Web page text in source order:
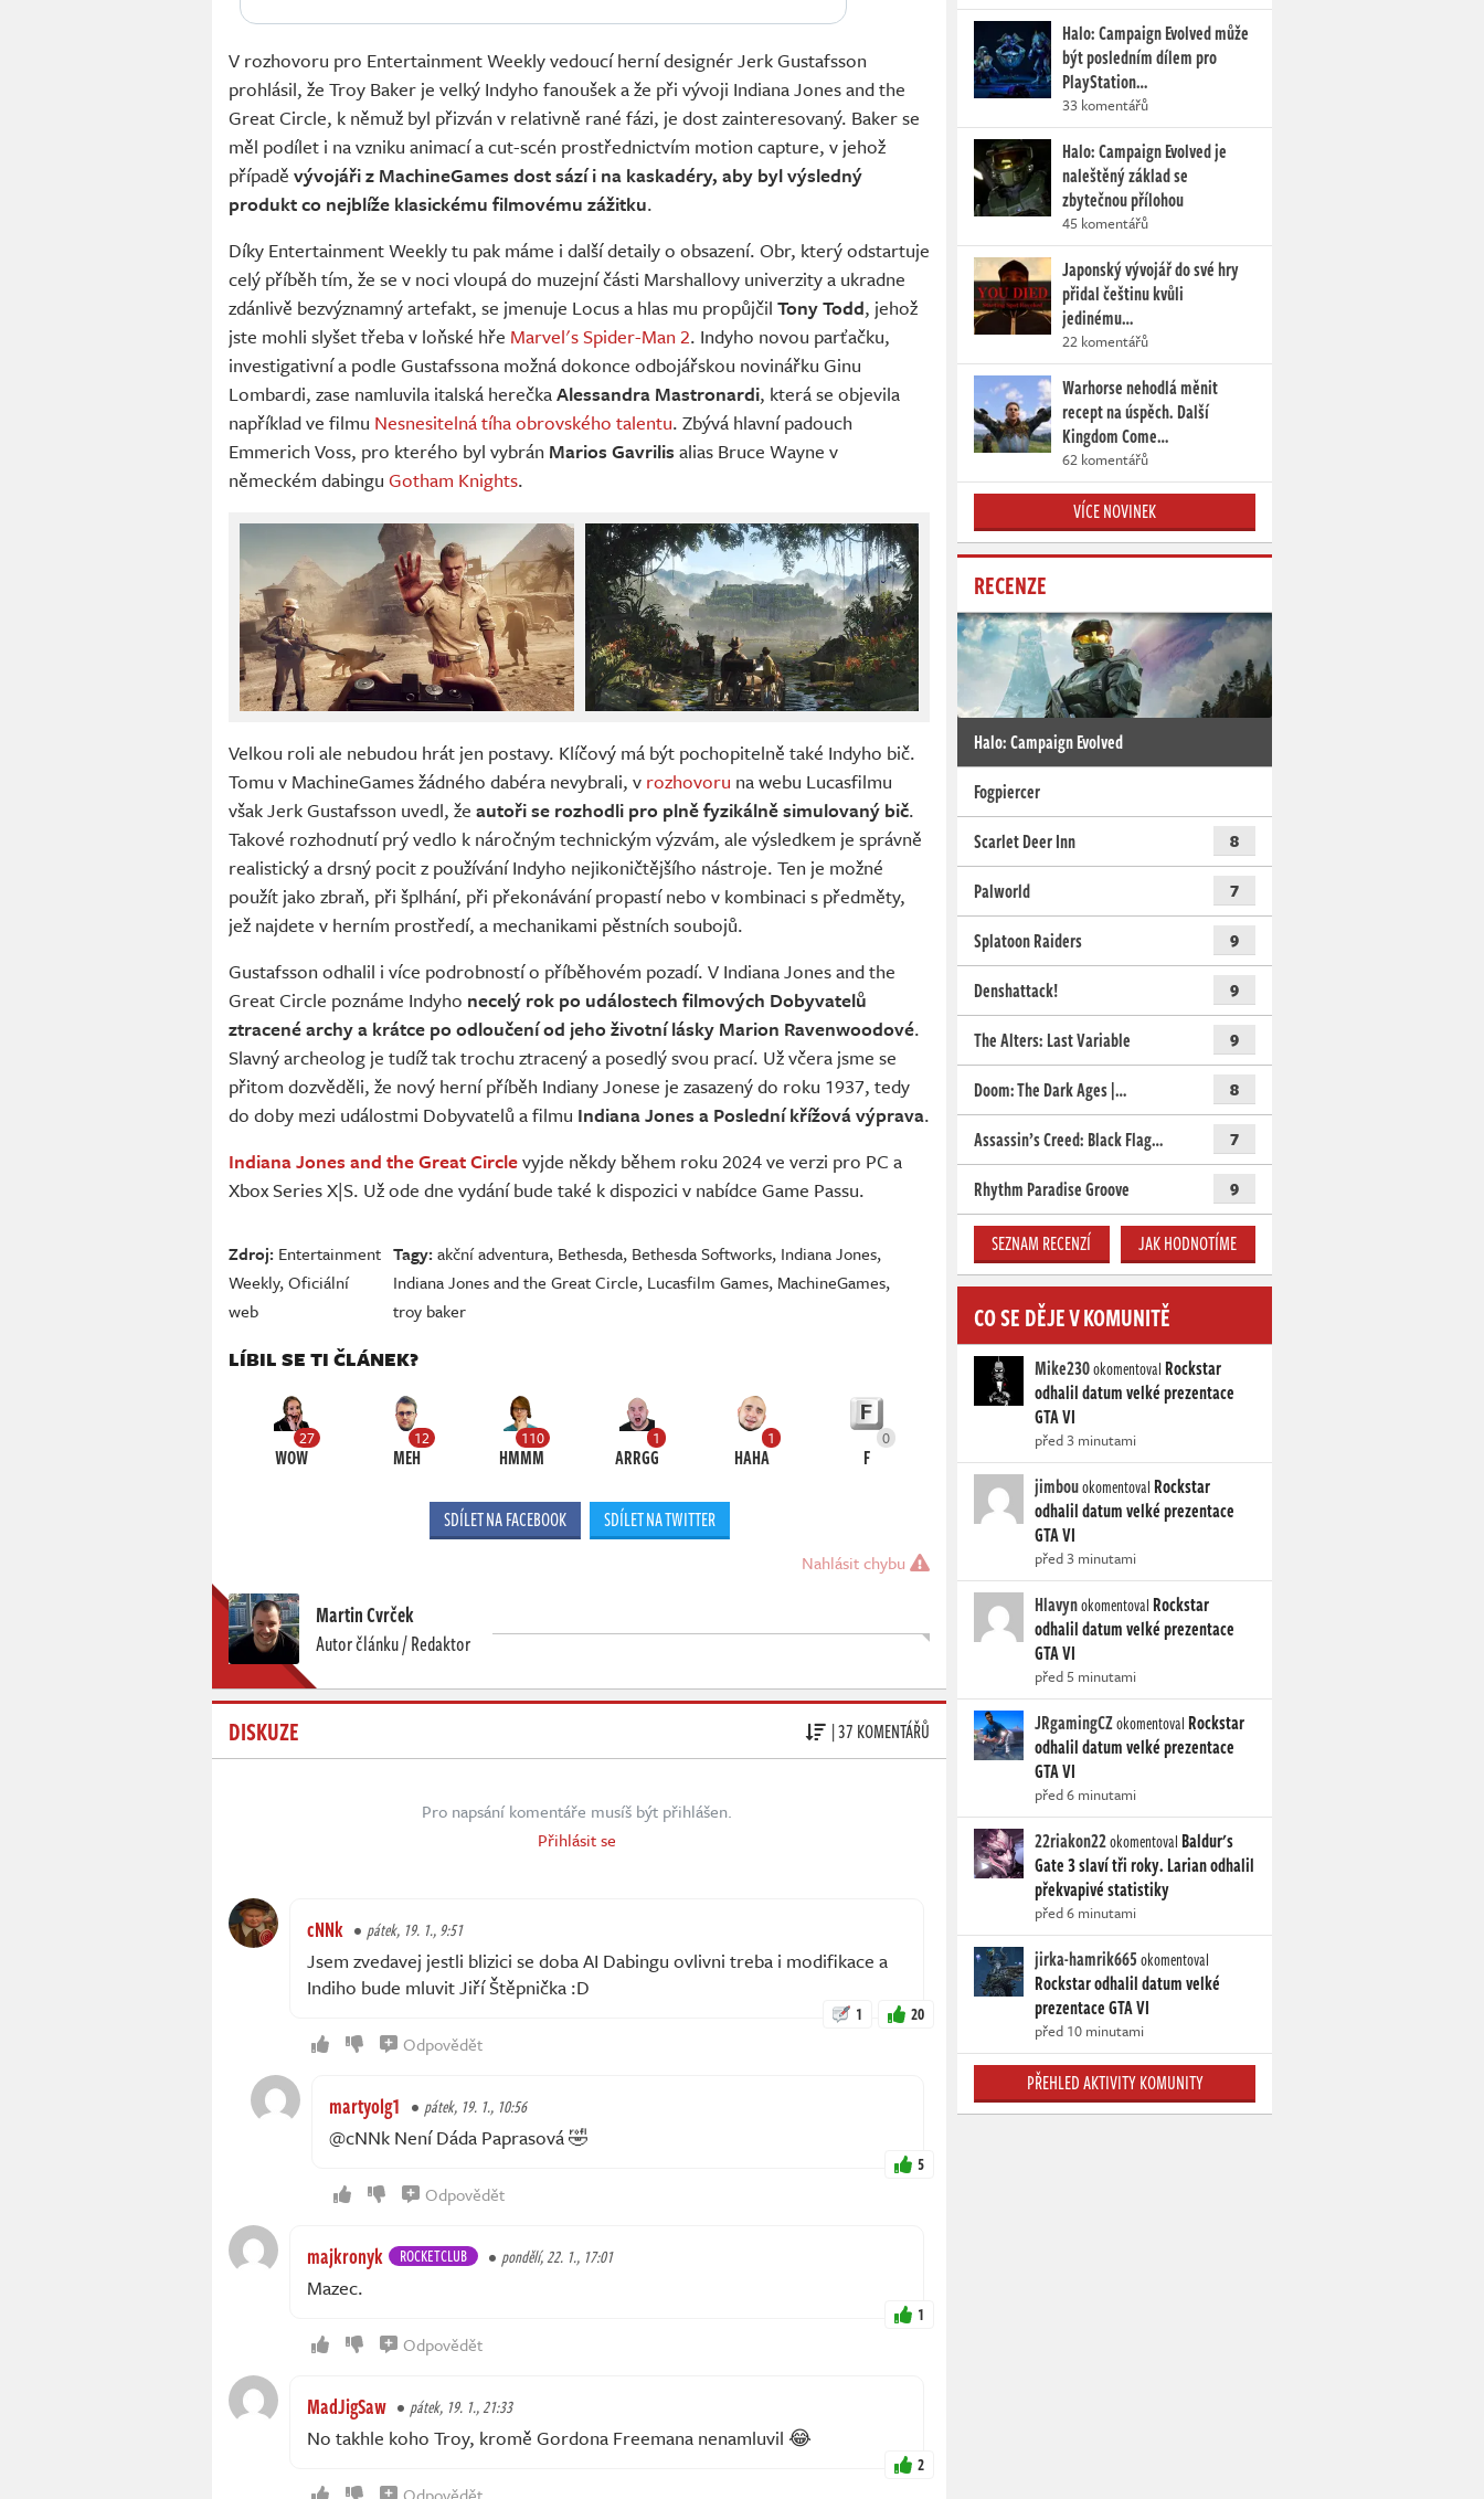
V rozhovoru pro Entertainment Weekly vedoucí herní designér Jerk Gustafsson
prohlásil, že Troy Baker je velký Indyho fanoušek a že při vývoji Indiana Jones and the
Great Circle, k němuž byl přizván v relativně rané fázi, je dost zainteresovaný. Baker se
měl podílet i na vzniku animací a cut-scén prostřednictvím motion capture, v jehož
případě vývojáři z MachineGames dost sází i na kaskadéry, aby byl výsledný
produkt co nejblíže klasickému filmovému zážitku.
Díky Entertainment Weekly tu pak máme i další detaily o obsazení. Obr, který odstartuje
celý příběh tím, že se v noci vloupá do muzejní části Marshallovy univerzity a ukradne
zdánlivě bezvýznamný artefakt, se jmenuje Locus a hlas mu propůjčil Tony Todd, jehož
jste mohli slyšet třeba v loňské hře Marvel's Spider-Man 2. Indyho novou parťačku,
investigativní a podle Gustafssona možná dokonce odbojářskou novinářku Ginu
Lombardi, zase namluvila italská herečkaAlessandra Mastronardi, která se objevila
například ve filmu Nesnesitelná tíha obrovského talentu. Zbývá hlavní padouch
Emmerich Voss, pro kterého byl vybrán Marios Gavrilis alias Bruce Wayne v
německém dabingu Gotham Knights.
Velkou roli ale nebudou hrát jen postavy. Klíčový má být pochopitelně také Indyho bič.
Tomu v MachineGames žádného dabéra nevybrali, v rozhovoru na webu Lucasfilmu
však Jerk Gustafsson uvedl, že autoři se rozhodli pro plně fyzikálně simulovaný bič.
Takové rozhodnutí prý vedlo k náročným technickým výzvám, ale výsledkem je správně
realistický a drsný pocit z používání Indyho nejikoničtějšího nástroje. Ten je možné
použít jako zbraň, při šplhání, při překonávání propastí nebo v kombinaci s předměty,
jež najdete v herním prostředí, a mechanikami pěstních soubojů.
Gustafsson odhalil i více podrobností o příběhovém pozadí. V Indiana Jones and the
Great Circle poznáme Indyho necelý rok po událostech filmových Dobyvatelů
ztracené archy a krátce po odloučení od jeho životní lásky Marion Ravenwoodové.
Slavný archeolog je tudíž tak trochu ztracený a posedlý svou prací. Už včera jsme se
přitom dozvěděli, že nový herní příběh Indiany Jonese je zasazený do roku 1937, tedy
do doby mezi událostmi Dobyvatelů a filmu Indiana Jones a Poslední křížová výprava.
Indiana Jones and the Great Circlevyjde někdy během roku 2024 ve verzi pro PC a
Xbox Series X|S. Už ode dne vydání bude také k dispozici v nabídce Game Passu.
Zdroj: Entertainment
Weekly,Oficiální
web
Tagy:akční adventura, Bethesda, Bethesda Softworks, Indiana Jones,
Indiana Jones and the Great Circle, Lucasfilm Games, MachineGames,
troy baker
LÍBIL SE TI ČLÁNEK?
27
WOW
12
MEH
110
HMMM
1
ARRGG
1
HAHA
0
F
SDÍLET NA FACEBOOK SDÍLET NA TWITTER
Nahlásit chybu
Martin Cvrček
Autor článku / Redaktor
DISKUZE | 37 KOMENTÁŘŮ
Pro napsání komentáře musíš být přihlášen.
Přihlásit se
cNNk pátek, 19. 1., 9:51
Jsem zvedavej jestli blizici se doba AI Dabingu ovlivni treba i modifikace a
Indiho bude mluvit Jiří Štěpnička :D
1 20
Odpovědět
martyolg1 pátek, 19. 1., 10:56
@cNNk Není Dáda Paprasová 🤣
5
Odpovědět
majkronyk ROCKETCLUB pondělí, 22. 1., 17:01
Mazec.
1
Odpovědět
MadJigSaw pátek, 19. 1., 21:33
No takhle koho Troy, kromě Gordona Freemana nenamluvil 😂
2
Halo: Campaign Evolved může
být posledním dílem pro
PlayStation…
33 komentářů
Halo: Campaign Evolved je
naleštěný základ se
zbytečnou přílohou
45 komentářů
Japonský vývojář do své hry
přidal češtinu kvůli
jedinému…
22 komentářů
Warhorse nehodlá měnit
recept na úspěch. Další
Kingdom Come…
62 komentářů
VÍCE NOVINEK
RECENZE
Halo: Campaign Evolved
Fogpiercer
Scarlet Deer Inn
8
Palworld 7
Splatoon Raiders 9
Denshattack! 9
The Alters: Last Variable 9
Doom: The Dark Ages |… 8
Assassin’s Creed: Black Flag… 7
Rhythm Paradise Groove 9
SEZNAM RECENZÍ JAK HODNOTÍME
CO SE DĚJE V KOMUNITĚ
Mike230okomentoval Rockstar
odhalil datum velké prezentace
GTA VI
před 3 minutami
jimbouokomentoval Rockstar
odhalil datum velké prezentace
GTA VI
před 3 minutami
Hlavynokomentoval Rockstar
odhalil datum velké prezentace
GTA VI
před 5 minutami
JRgamingCZokomentoval Rockstar
odhalil datum velké prezentace
GTA VI
před 6 minutami
22riakon22okomentoval Baldur's
Gate 3 slaví tři roky. Larian odhalil
překvapivé statistiky
před 6 minutami
jirka-hamrik665okomentoval
Rockstar odhalil datum velké
prezentace GTA VI
před 10 minutami
PŘEHLED AKTIVITY KOMUNITY